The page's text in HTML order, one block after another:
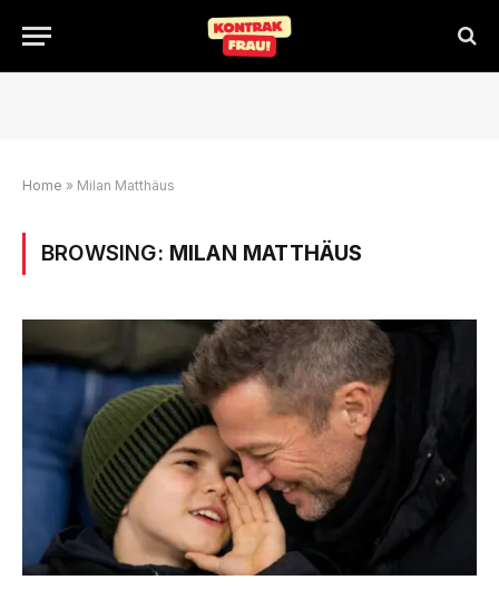
Home » Milan Matthäus
BROWSING: MILAN MATTHÄUS